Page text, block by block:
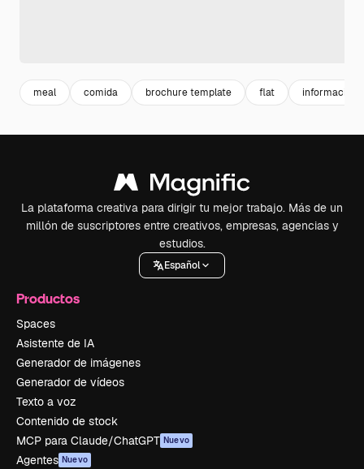
meal comida brochure template flat informacion
La plataforma creativa para dirigir tu mejor trabajo. Más de un
millón de suscriptores entre creativos, empresas, agencias y
estudios.
Español
Productos
Spaces
Asistente de IA
Generador de imágenes
Generador de vídeos
Texto a voz
Contenido de stock
MCP para Claude/ChatGPT Nuevo
Agentes Nuevo